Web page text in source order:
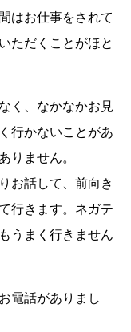
はお仕事をされて
ただくことがほと
く、なかなかお見
行かないことがあ
りません。
お話して、 前向き
行きます。ネガテ
うまく行きません
電話がありまし